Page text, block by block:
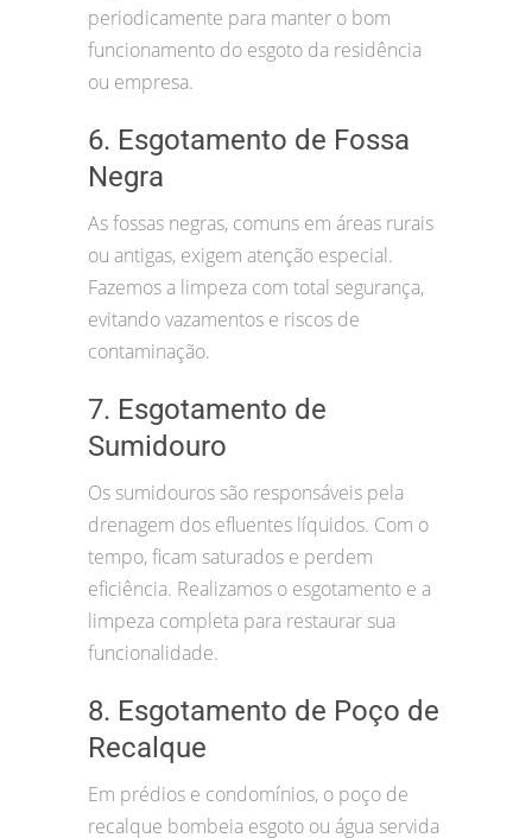
periodicamente para manter o bom
funcionamento do esgoto da residência
ou empresa.
6. Esgotamento de Fossa
Negra
As fossas negras, comuns em áreas rurais
ou antigas, exigem atenção especial.
Fazemos a limpeza com total segurança,
evitando vazamentos e riscos de
contaminação.
7. Esgotamento de
Sumidouro
Os sumidouros são responsáveis pela
drenagem dos efluentes líquidos. Com o
tempo, ficam saturados e perdem
eficiência. Realizamos o esgotamento e a
limpeza completa para restaurar sua
funcionalidade.
8. Esgotamento de Poço de
Recalque
Em prédios e condomínios, o poço de
recalque bombeia esgoto ou água servida